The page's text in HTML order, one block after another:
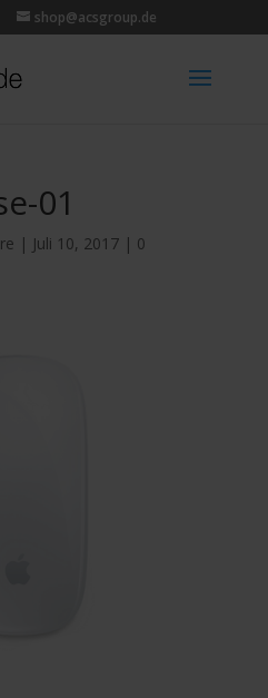
shop@acsgroup.de
01
| Juli 10, 2017| 0